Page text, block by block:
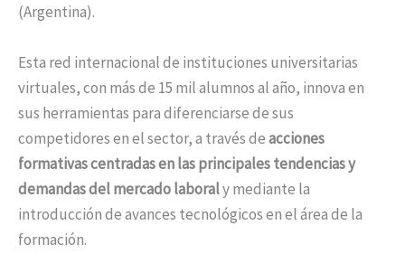
(Argentina).
Esta red internacional de instituciones universitarias
virtuales, con más de 15 mil alumnos al año, innova en
sus herramientas para diferenciarse de sus
competidores en el sector, a través deacciones
formativas centradas en las principales tendencias y
demandas del mercado laboraly mediante la
introducción de avances tecnológicos en el área de la
formación.